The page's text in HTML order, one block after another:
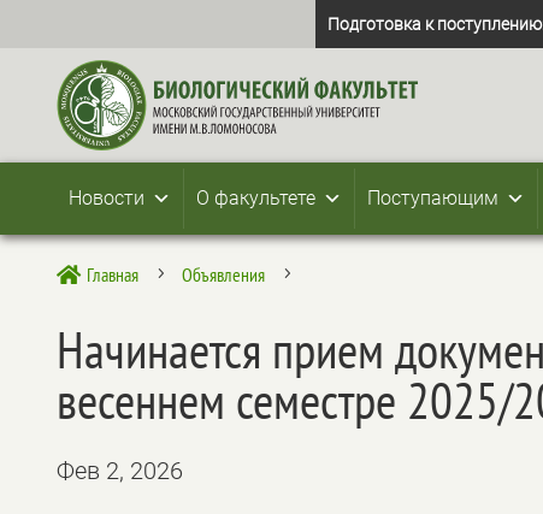
Подготовка к
Новости О факультете Поступающим
 Главная 5 Объявления 5
Начинается прием
весеннем семестре 2025/
Фев 2, 2026